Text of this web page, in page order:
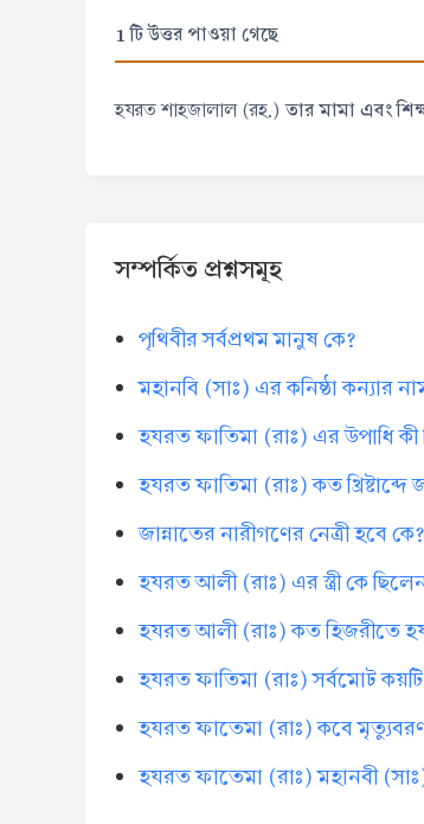
1 টি উত্তর পাওয়া গেছে
হযরত শাহজালাল (রহ.)তার মামা এবং
সম্পর্কিত প্রশ্নসমূহ
পৃথিবীর সর্বপ্রথম মানুষ কে?
মহানবি (সাঃ) এর কনিষ্ঠা কন্যার
হযরত ফাতিমা (রাঃ) এর উপাধি
হযরত ফাতিমা (রাঃ) কত খ্রিষ্টাব্দে
জান্নাতের নারীগণের নেত্রী হবে কে?
হযরত আলী (রাঃ) এর স্ত্রী কে
হযরত আলী (রাঃ) কত হিজরীতে
হযরত ফাতিমা (রাঃ) সর্বমোট কয়টি
হযরত ফাতেমা (রাঃ) কবে
হযরত ফাতেমা (রাঃ) মহানবী